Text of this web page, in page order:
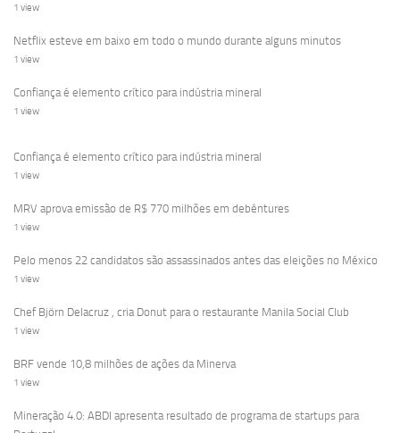
1 view
Netflix esteve em baixo em todo o mundo durante alguns minutos
1 view
Confiança é elemento crítico para indústria mineral
1 view
Confiança é elemento crítico para indústria mineral
1 view
MRV aprova emissão de R$ 770 milhões em debêntures
1 view
Pelo menos 22 candidatos são assassinados antes das eleições no México
1 view
Chef Björn Delacruz , cria Donut para o restaurante Manila Social Club
1 view
BRF vende 10,8 milhões de ações da Minerva
1 view
Mineração 4.0: ABDI apresenta resultado de programa de startups para